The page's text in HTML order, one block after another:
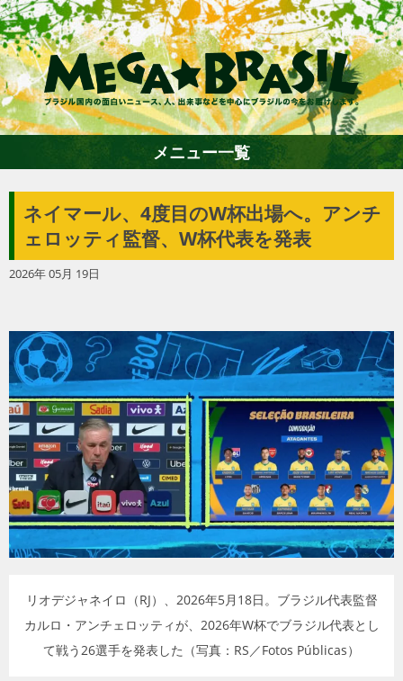
ホーム
エンターテイメント
グルメ
トラベル
サッカー
PEOPLE
コラム
メニュー一覧
ネイマール、4度目のW杯出場へ。アンチ
ェロッティ監督、W杯代表を発表
2026年 05月 19日
リオデジャネイロ（RJ）、2026年5月18日。ブラジル代表監督
カルロ・アンチェロッティが、2026年W杯でブラジル代表とし
て戦う26選手を発表した（写真：RS／Fotos Públicas）